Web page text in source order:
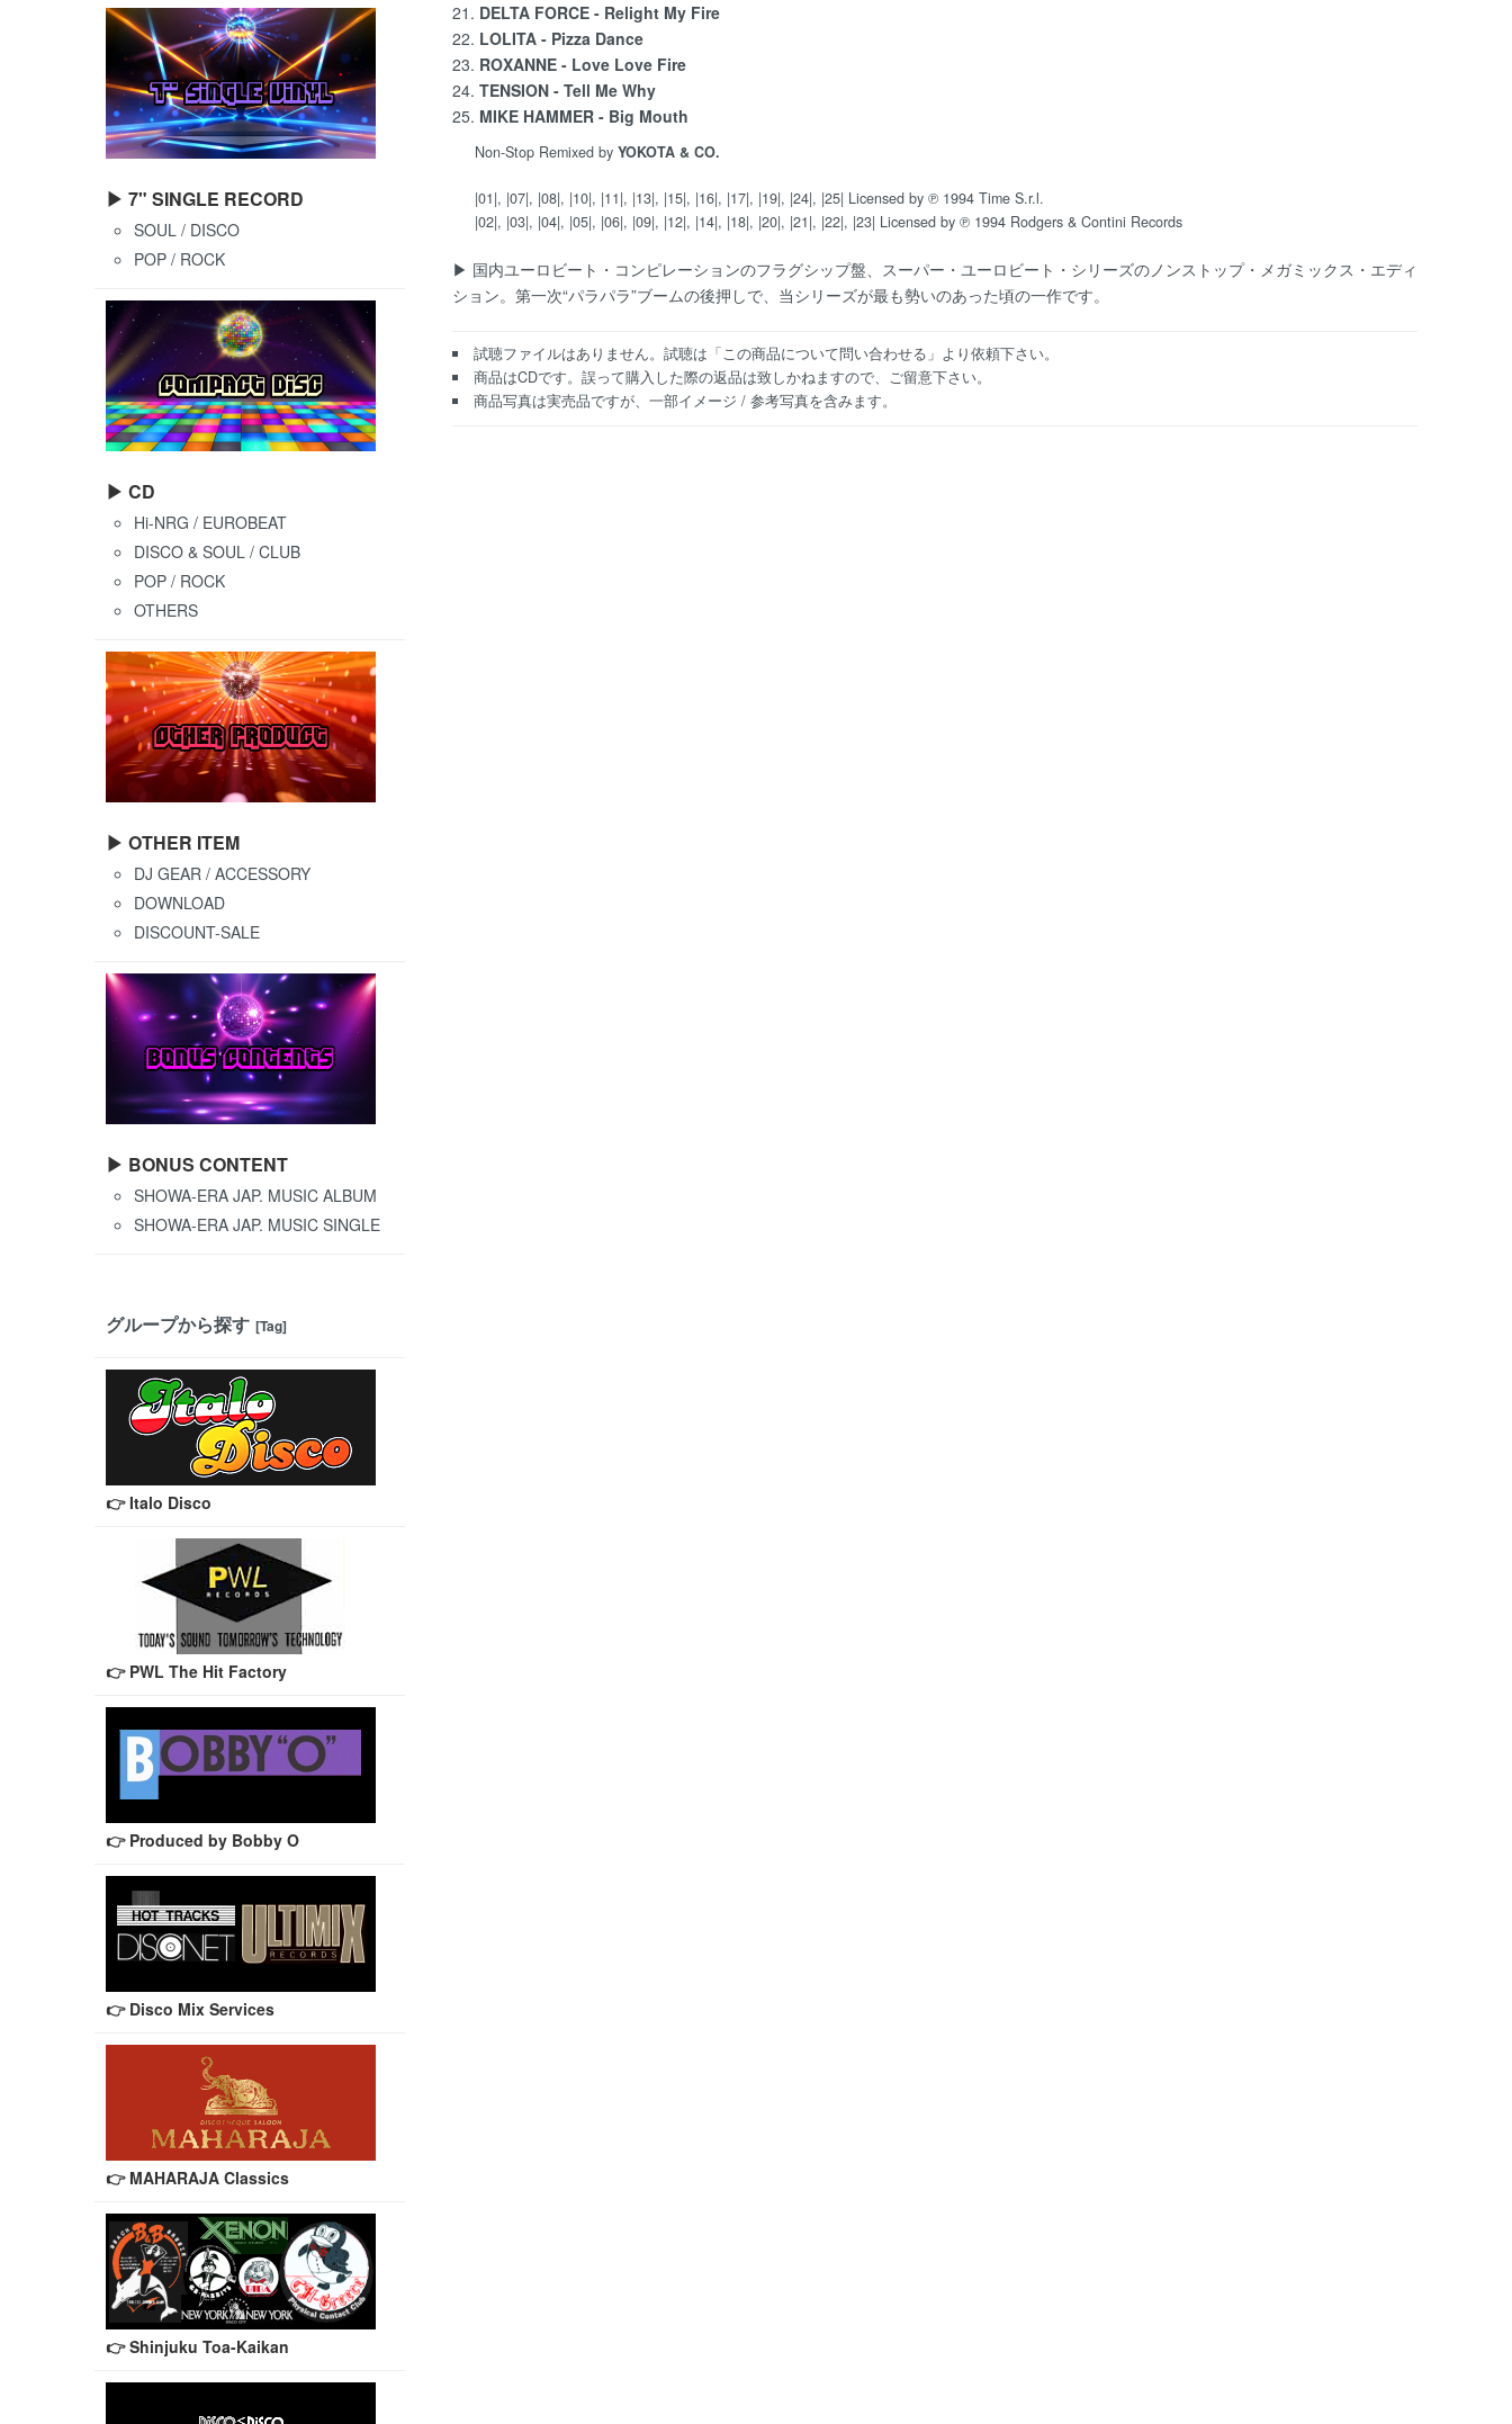
21. DELTA FORCE - Relight My Fire
22. LOLITA - Pizza Dance
23. ROXANNE - Love Love Fire
24. TENSION - Tell Me Why
25. MIKE HAMMER - Big Mouth
Non-Stop Remixed by YOKOTA & CO.
|01|, |07|, |08|, |10|, |11|, |13|, |15|, |16|, |17|, |19|, |24|, |25| Licensed by ℗ 1994 Time S.r.l.
|02|, |03|, |04|, |05|, |06|, |09|, |12|, |14|, |18|, |20|, |21|, |22|, |23| Licensed by ℗ 1994 Rodgers & Contini Records
▶ 国内ユーロビート・コンピレーションのフラグシップ盤、スーパー・ユーロビート・シリーズのノンストップ・メガミックス・エディ
ション。第一次“パラパラ”ブームの後押しで、当シリーズが最も勢いのあった頃の一作です。
試聴ファイルはありません。試聴は「この商品について問い合わせる」より依頼下さい。
商品はCDです。誤って購入した際の返品は致しかねますので、ご留意下さい。
商品写真は実売品ですが、一部イメージ / 参考写真を含みます。
▶ 7" SINGLE RECORD
SOUL / DISCO
POP / ROCK
▶ CD
Hi-NRG / EUROBEAT
DISCO & SOUL / CLUB
POP / ROCK
OTHERS
▶ OTHER ITEM
DJ GEAR / ACCESSORY
DOWNLOAD
DISCOUNT-SALE
▶ BONUS CONTENT
SHOWA-ERA JAP. MUSIC ALBUM
SHOWA-ERA JAP. MUSIC SINGLE
グループから探す [Tag]
👉 Italo Disco
👉 PWL The Hit Factory
👉 Produced by Bobby O
👉 Disco Mix Services
👉 MAHARAJA Classics
👉 Shinjuku Toa-Kaikan